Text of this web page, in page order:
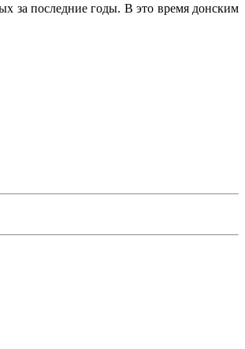
за последние годы. В это время донским